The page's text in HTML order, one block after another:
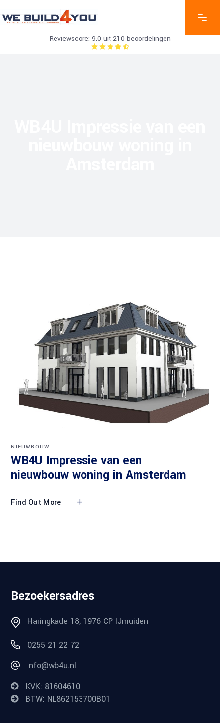
Reviewscore: 9.0 uit 210 beoordelingen
NIEUWBOUW
WB4U Impressie van een
nieuwbouw woning in Amsterdam
Find Out More
Bezoekersadres
Haringkade 18, 1976 CP IJmuiden
0255 21 22 72
Info@wb4u.nl
KVK: 81604610
BTW: NL862153700B01